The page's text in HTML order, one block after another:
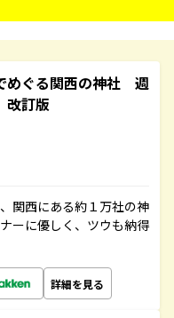
めぐる関西の神社 週
訂版
関西にある約１万社の神
ーに優しく、ツウも納得
詳細を見る